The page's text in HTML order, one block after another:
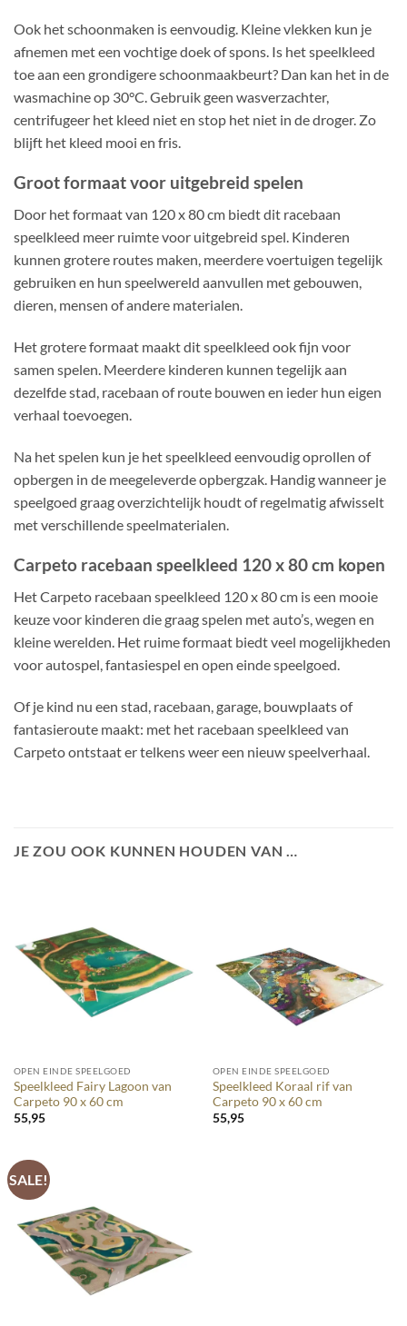
Ook het schoonmaken is eenvoudig. Kleine vlekken kun je
afnemen met een vochtige doek of spons. Is het speelkleed
toe aan een grondigere schoonmaakbeurt? Dan kan het in de
wasmachine op 30°C. Gebruik geen wasverzachter,
centrifugeer het kleed niet en stop het niet in de droger. Zo
blijft het kleed mooi en fris.
Groot formaat voor uitgebreid spelen
Door het formaat van 120 x 80 cm biedt dit racebaan
speelkleed meer ruimte voor uitgebreid spel. Kinderen
kunnen grotere routes maken, meerdere voertuigen tegelijk
gebruiken en hun speelwereld aanvullen met gebouwen,
dieren, mensen of andere materialen.
Het grotere formaat maakt dit speelkleed ook fijn voor
samen spelen. Meerdere kinderen kunnen tegelijk aan
dezelfde stad, racebaan of route bouwen en ieder hun eigen
verhaal toevoegen.
Na het spelen kun je het speelkleed eenvoudig oprollen of
opbergen in de meegeleverde opbergzak. Handig wanneer je
speelgoed graag overzichtelijk houdt of regelmatig afwisselt
met verschillende speelmaterialen.
Carpeto racebaan speelkleed 120 x 80 cm kopen
Het Carpeto racebaan speelkleed 120 x 80 cm is een mooie
keuze voor kinderen die graag spelen met auto’s, wegen en
kleine werelden. Het ruime formaat biedt veel mogelijkheden
voor autospel, fantasiespel en open einde speelgoed.
Of je kind nu een stad, racebaan, garage, bouwplaats of
fantasieroute maakt: met het racebaan speelkleed van
Carpeto ontstaat er telkens weer een nieuw speelverhaal.
JE ZOU OOK KUNNEN HOUDEN VAN …
OPEN EINDE SPEELGOED
Speelkleed Fairy Lagoon van
Carpeto 90 x 60 cm
55,95
OPEN EINDE SPEELGOED
Speelkleed Koraal rif van
Carpeto 90 x 60 cm
55,95
SALE!